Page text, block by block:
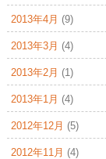
2013年4月 (9)
2013年3月 (4)
2013年2月 (1)
2013年1月 (4)
2012年12月 (5)
2012年11月 (4)